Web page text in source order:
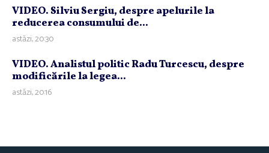
VIDEO. Silviu Sergiu, despre apelurile la
reducerea consumului de...
astăzi, 20:30
VIDEO. Analistul politic Radu Turcescu, despre
modificările la legea...
astăzi, 20:16